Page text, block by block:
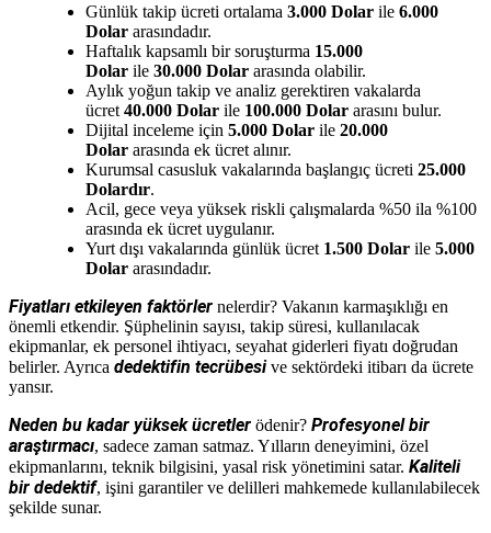
Günlük takip ücreti ortalama 3.000 Dolar ile 6.000
Dolar arasındadır.
Haftalık kapsamlı bir soruşturma 15.000
Dolar ile 30.000 Dolar arasında olabilir.
Aylık yoğun takip ve analiz gerektiren vakalarda
ücret 40.000 Dolar ile 100.000 Dolar arasını bulur.
Dijital inceleme için 5.000 Dolar ile 20.000
Dolar arasında ek ücret alınır.
Kurumsal casusluk vakalarında başlangıç ücreti 25.000
Dolardır.
Acil, gece veya yüksek riskli çalışmalarda %50 ila %100
arasında ek ücret uygulanır.
Yurt dışı vakalarında günlük ücret 1.500 Dolar ile 5.000
Dolar arasındadır.
Fiyatları etkileyen faktörler nelerdir? Vakanın karmaşıklığı en
önemli etkendir. Şüphelinin sayısı, takip süresi, kullanılacak
ekipmanlar, ek personel ihtiyacı, seyahat giderleri fiyatı doğrudan
belirler. Ayrıca dedektifin tecrübesive sektördeki itibarı da ücrete
yansır.
Neden bu kadar yüksek ücretler ödenir? Profesyonel bir
araştırmacı, sadece zaman satmaz. Yılların deneyimini, özel
ekipmanlarını, teknik bilgisini, yasal risk yönetimini satar. Kaliteli
bir dedektif, işini garantiler ve delilleri mahkemede kullanılabilecek
şekilde sunar.